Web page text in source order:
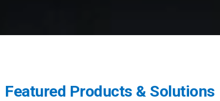
Featured Products & Solutions